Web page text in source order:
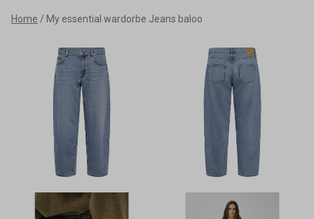
My
essential
wardorbe
Jeans
baloo
Fifty8
Home My essential wardorbe Jeans baloo